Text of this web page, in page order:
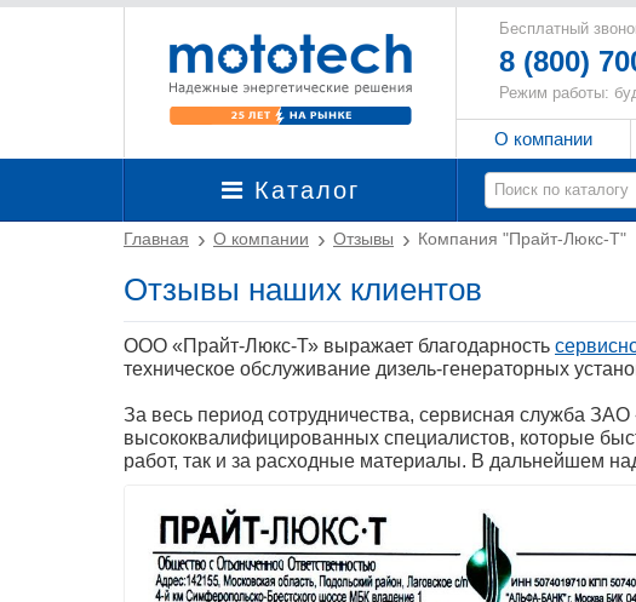
Бесплатный
8 (800)
Режим работы:
О компании
Каталог
Главная О компании Отзывы Компания "Прайт-Люкс-Т"
Отзывы наших клиентов
ООО «Прайт-Люкс-Т» выражает благодарность
техническое обслуживание дизель-генераторных
За весь период сотрудничества, сервисная служба
высококвалифицированных специалистов, которые
работ, так и за расходные материалы. В дальнейшем